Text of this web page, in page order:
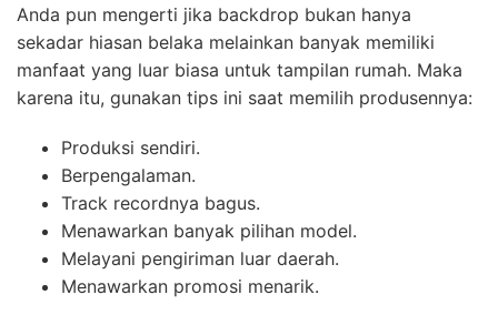
Anda pun mengerti jika backdrop bukan hanya
sekadar hiasan belaka melainkan banyak memiliki
manfaat yang luar biasa untuk tampilan rumah. Maka
karena itu, gunakan tips ini saat memilih produsennya:
Produksi sendiri.
Berpengalaman.
Track recordnya bagus.
Menawarkan banyak pilihan model.
Melayani pengiriman luar daerah.
Menawarkan promosi menarik.